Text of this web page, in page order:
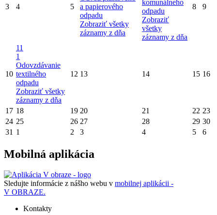
3 4 5
a papierového
odpadu
Zobraziť všetky
záznamy z dňa
komunálneho
odpadu
Zobraziť
všetky
záznamy z dňa
8 9
10
11
1
Odovzdávanie
textilného
odpadu
Zobraziť všetky
záznamy z dňa
12 13 14 15 16
17 18 19 20 21 22 23
24 25 26 27 28 29 30
31 1 2 3 4 5 6
Mobilná aplikácia
Sledujte informácie z nášho webu v mobilnej aplikácii -
V OBRAZE.
Kontakty